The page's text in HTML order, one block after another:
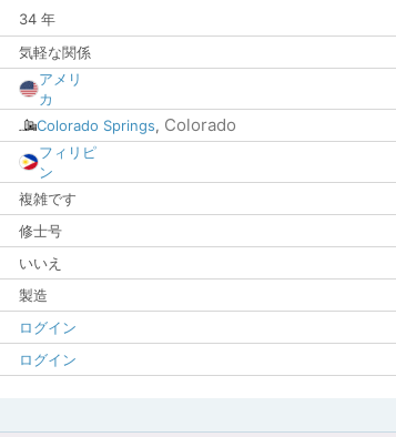
34 年
気軽な関係
アメリ
カ
Colorado Springs, Colorado
フィリピ
ン
複雑です
修士号
いいえ
製造
ログイン
ログイン